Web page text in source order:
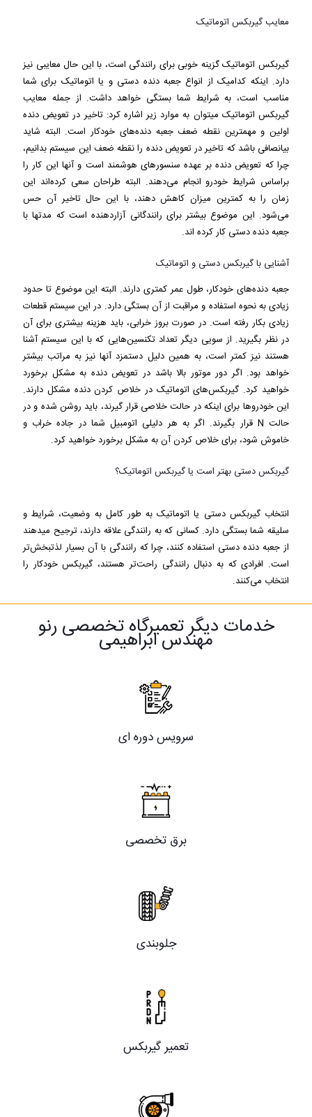
معایب گیربکس اتوماتیک
گیربکس اتوماتیک گزینه خوبی برای رانندگی است، با این حال معایبی نیز
دارد. اینکه کدامیک از انواع جعبه دنده دستی و یا اتوماتیک برای شما
مناسب است، به شرایط شما بستگی خواهد داشت. از جمله معایب
گیربکس اتوماتیک می‎توان به موارد زیر اشاره کرد: تاخیر در تعویض دنده
اولین و مهمترین نقطه ضعف جعبه دنده‌های خودکار است. البته شاید
بی‎انصافی باشد که تاخیر در تعویض دنده را نقطه ضعف این سیستم بدانیم،
چرا که تعویض دنده بر عهده سنسورهای هوشمند است و آنها این کار را
براساس شرایط خودرو انجام می‌دهند. البته طراحان سعی کرده‌اند این
زمان را به کمترین میزان کاهش دهند، با این حال تاخیر آن حس
می‌شود. این موضوع بیشتر برای رانندگانی آزاردهنده است که مدتها با
جعبه دنده دستی کار کرده‎ اند.
آشنایی با گیربکس دستی و اتوماتیک
جعبه دنده‌های خودکار، طول عمر کمتری دارند. البته این موضوع تا حدود
زیادی به نحوه استفاده و مراقبت از آن بستگی دارد. در این سیستم قطعات
زیادی بکار رفته است. در صورت بروز خرابی، باید هزینه بیشتری برای آن
در نظر بگیرید. از سویی دیگر تعداد تکنسین‌هایی که با این سیستم آشنا
هستند نیز کمتر است، به همین دلیل دستمزد آنها نیز به مراتب بیشتر
خواهد بود. اگر دور موتور بالا باشد در تعویض دنده به مشکل برخورد
خواهید کرد. گیربکس‌های اتوماتیک در خلاص کردن دنده مشکل دارند.
این خودروها برای اینکه در حالت خلاصی قرار گیرند، باید روشن شده و در
حالت N قرار بگیرند. اگر به هر دلیلی اتومبیل شما در جاده خراب و
خاموش شود، برای خلاص کردن آن به مشکل برخورد خواهید کرد.
گیربکس دستی بهتر است یا گیربکس اتوماتیک؟
انتخاب گیربکس دستی یا اتوماتیک به طور کامل به وضعیت، شرایط و
سلیقه شما بستگی دارد. کسانی که به رانندگی علاقه دارند، ترجیح می‎دهند
از جعبه دنده دستی استفاده کنند، چرا که رانندگی با آن بسیار لذت‎بخش‌تر
است. افرادی که به دنبال رانندگی راحت‌تر هستند، گیربکس خودکار را
انتخاب می‌کنند.
خدمات دیگر تعمیرگاه تخصصی رنو
مهندس ابراهیمی
سرویس دوره ای
برق تخصصی
جلوبندی
تعمیر گیربکس